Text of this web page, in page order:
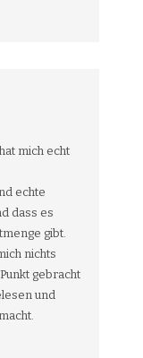
mich echt
echte
dass es
gibt.
nichts
gebracht
und